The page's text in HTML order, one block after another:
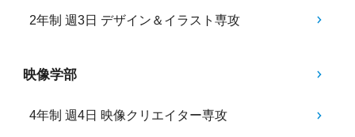
2年制 週3日 デザイン＆イラスト専攻
映像学部
4年制 週4日 映像クリエイター専攻